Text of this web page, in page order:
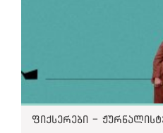
ფიქსერები -